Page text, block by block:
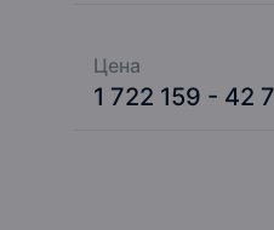
Цена
1 722 159 - 42